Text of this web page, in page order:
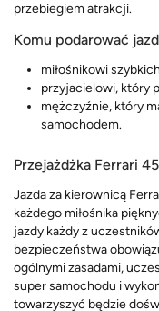
przebiegiem atrakcji.
Komu podarować
miłośnikowi
przyjacielowi, który
mężczyźnie, który
samochodem.
Przejażdżka Ferrari
Jazda za kierownicą
każdego miłośnika
jazdy każdy z
bezpieczeństwa
ogólnymi zasadami,
super samochodu i
towarzyszyć będzie